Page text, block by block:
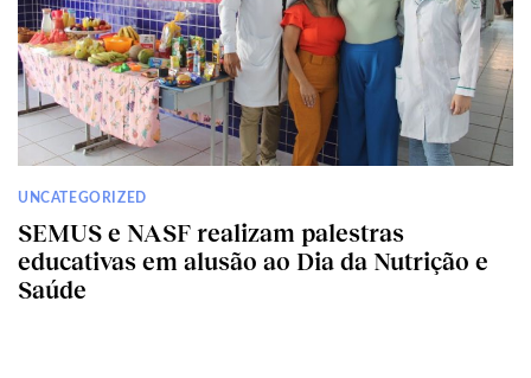
UNCATEGORIZED
SEMUS e NASF realizam palestras
educativas em alusão ao Dia da Nutrição e
Saúde